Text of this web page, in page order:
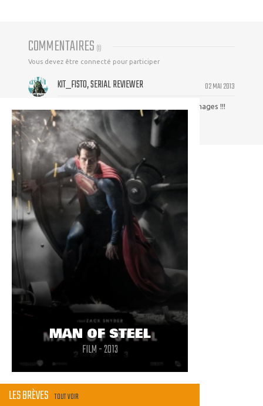
COMMENTAIRES (1)
Vous devez être connecté pour participer
02 MAI 2013
KIT_FISTO, SERIAL REVIEWER
Dans le spot 2 de biens belles nouvelles images !!!
MAN OF STEEL
FILM - 2013
LES BRÈVES TOUT VOIR